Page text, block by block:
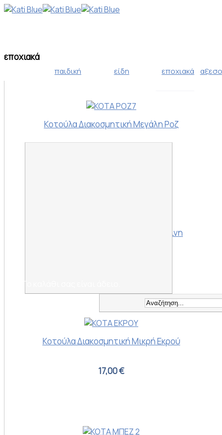
παιδική είδη
σπιτιού
εποχιακά
Το καλάθι σας είναι άδειο.
εποχιακά
Κοτούλα Διακοσμητική Μεγάλη Ροζ
Κοτούλα Διακοσμητική Μικρή Κίτρινη
Κοτούλα Διακοσμητική Μικρή Εκρού
17,00 €